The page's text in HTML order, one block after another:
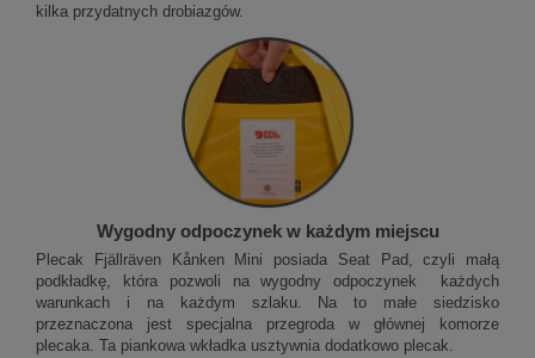
kilka przydatnych drobiazgów.
Wygodny odpoczynek w każdym miejscu
Plecak Fjällräven Kånken Mini posiada Seat Pad, czyli małą
podkładkę, która pozwoli na wygodny odpoczynek każdych
warunkach i na każdym szlaku. Na to małe siedzisko
przeznaczona jest specjalna przegroda w głównej komorze
plecaka. Ta piankowa wkładka usztywnia dodatkowo plecak.